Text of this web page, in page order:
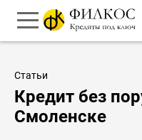
Статьи
Кредит без
Смоленске